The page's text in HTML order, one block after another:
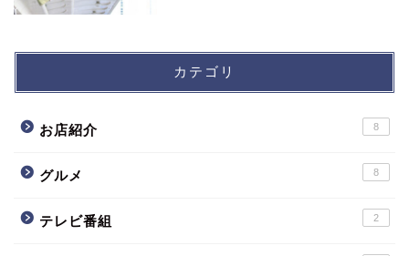
カテゴリ
お店紹介 8
グルメ 8
テレビ番組 2